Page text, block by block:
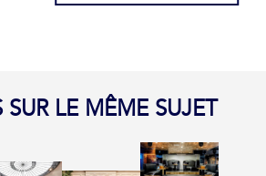
SUR LE MÊME SUJET